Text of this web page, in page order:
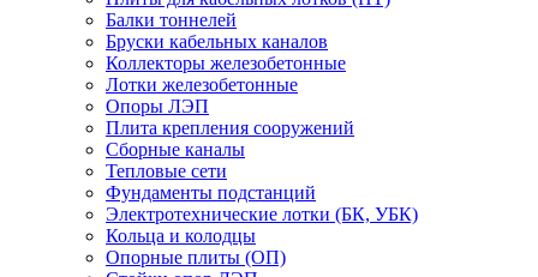
Балки тоннелей
Бруски кабельных каналов
Коллекторы железобетонные
Лотки железобетонные
Опоры ЛЭП
Плита крепления сооружений
Сборные каналы
Тепловые сети
Фундаменты подстанций
Электротехнические лотки (БК, УБК)
Кольца и колодцы
Опорные плиты (ОП)